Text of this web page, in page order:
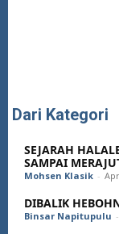
Dari Kategori
SEJARAH
SAMPAI
Mohsen Klasik -
DIBALIK
Binsar Napitupulu -